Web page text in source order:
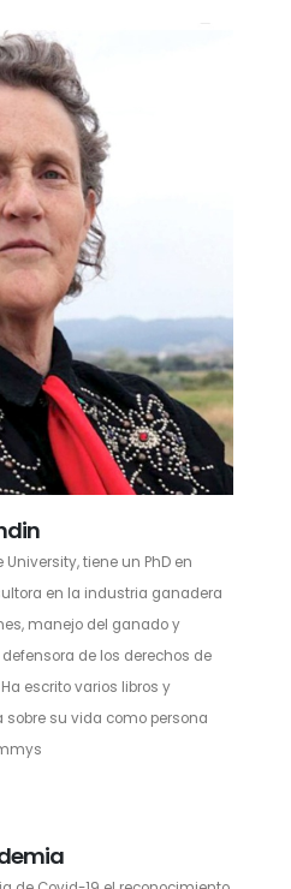
University, tiene un PhD en
en la industria ganadera
manejo del ganado y
de los derechos de
escrito varios libros y
su vida como persona